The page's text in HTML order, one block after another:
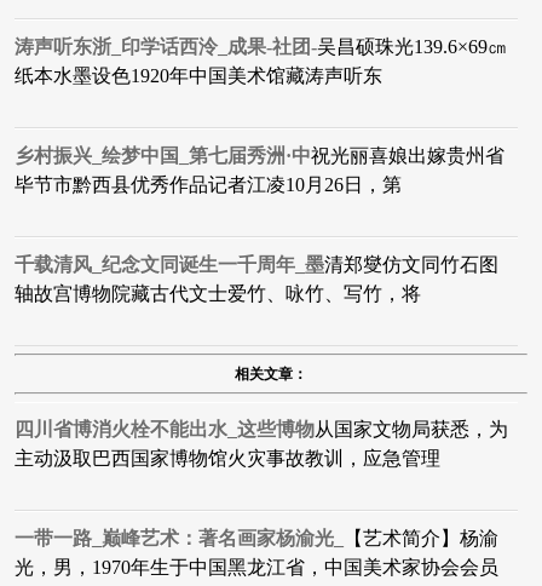
涛声听东浙_印学话西泠_成果-社团-吴昌硕珠光139.6×69㎝
纸本水墨设色1920年中国美术馆藏涛声听东
乡村振兴_绘梦中国_第七届秀洲·中祝光丽喜娘出嫁贵州省
毕节市黔西县优秀作品​记者江凌10月26日，第
千载清风_纪念文同诞生一千周年_墨清郑燮仿文同竹石图
轴故宫博物院藏​古代文士爱竹、咏竹、写竹，将
相关文章：
四川省博消火栓不能出水_这些博物从国家文物局获悉，为
主动汲取巴西国家博物馆火灾事故教训，应急管理
一带一路_巅峰艺术：著名画家杨渝光_
【艺术简介】杨渝
光，男，1970年生于中国黑龙江省，中国美术家协会会员